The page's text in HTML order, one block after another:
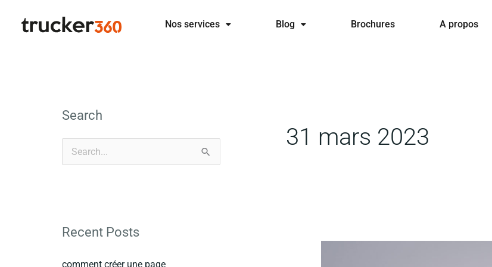
Nos services Blog Brochures A propos
Search
e
Recent Posts
comment créer une page
31 mars 2023